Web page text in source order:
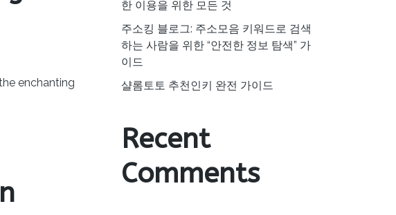
enchanting
한 이용을 위한 모든 것
주소킹 블로그: 주소모음 키워드로 검색
하는 사람을 위한 “안전한 정보 탐색” 가
이드
샬롬토토 추천인키 완전 가이드
Recent
Comments